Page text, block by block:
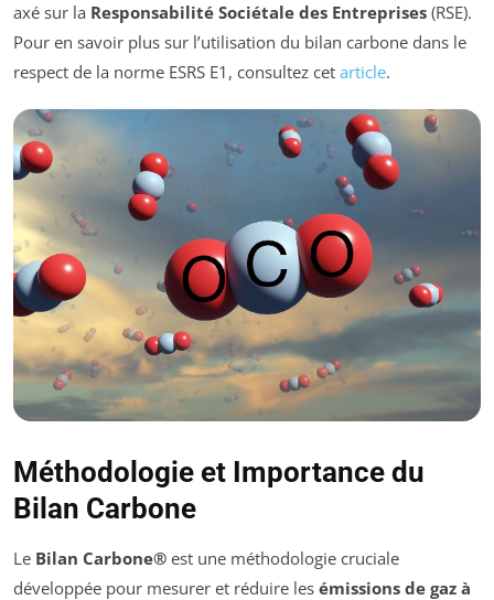
axé sur la Responsabilité Sociétale des Entreprises (RSE).
Pour en savoir plus sur l’utilisation du bilan carbone dans le
respect de la norme ESRS E1, consultez cet article.
Méthodologie et Importance du
Bilan Carbone
Le Bilan Carbone® est une méthodologie cruciale
développée pour mesurer et réduire les émissions de gaz à